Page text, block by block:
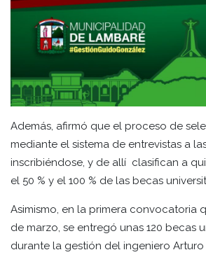
Además, afirmó que el proceso de
mediante el sistema de entrevistas a
inscribiéndose, y de allí clasifican a
el 50 % y el 100 % de las becas
Asimismo, en la primera convocatoria
de marzo, se entregó unas 120 becas
durante la gestión del ingeniero